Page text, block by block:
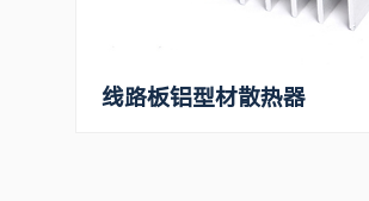
线路板铝型材散热器